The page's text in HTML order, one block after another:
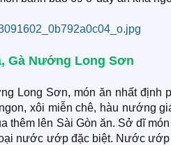
Gà Nướng Long Sơn
Long Sơn, món ăn nhất định
xôi miễn chê, hàu nướng
thêm lên Sài Gòn ăn. Sở dĩ
nước ướp đặc biệt. Nước